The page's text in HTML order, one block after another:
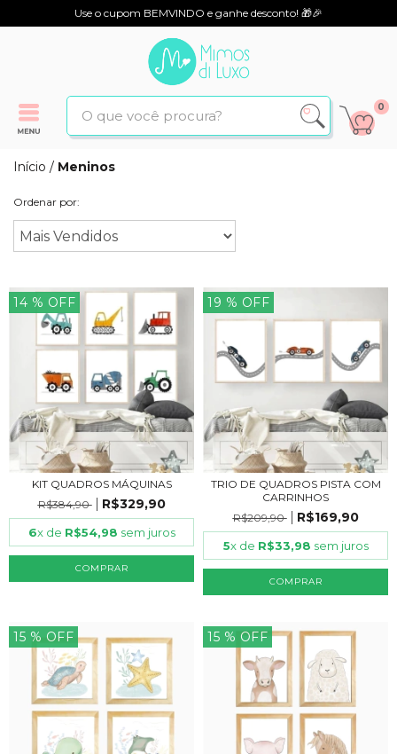
Use o cupom BEMVINDO e ganhe desconto! 🎁🎉
0
Início / Meninos
Ordenar por:
14 % OFF
KIT QUADROS MÁQUINAS
R$384,90
R$329,90
6x de R$54,98 sem juros
COMPRAR
19 % OFF
TRIO DE QUADROS PISTA COM
CARRINHOS
R$209,90
R$169,90
5x de R$33,98 sem juros
COMPRAR
15 % OFF 15 % OFF